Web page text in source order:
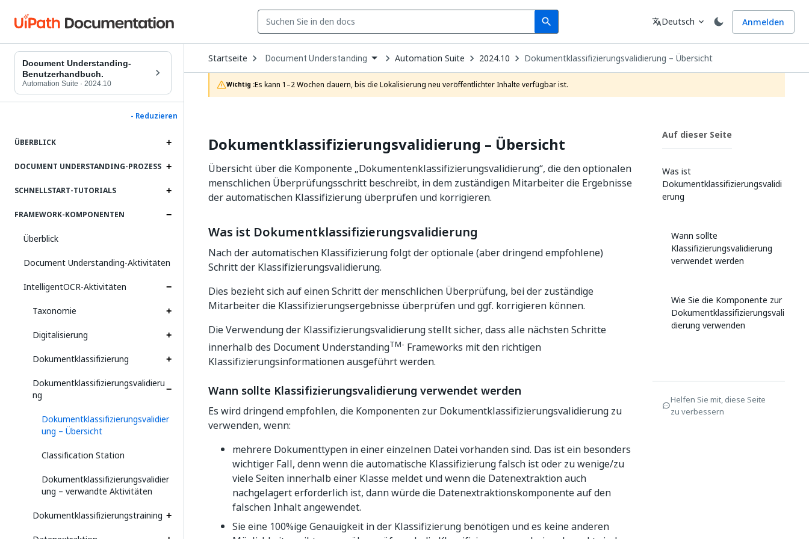
search
Search Sprache
translateDeutsch expand_more Anmelden
Document Understanding-
Benutzerhandbuch.
Automation Suite · 2024.10
- Reduzieren
ÜBERBLICK
DOCUMENT UNDERSTANDING-PROZESS
SCHNELLSTART-TUTORIALS
FRAMEWORK-KOMPONENTEN
Überblick
Document Understanding-Aktivitäten
IntelligentOCR-Aktivitäten
Taxonomie
Digitalisierung
Dokumentklassifizierung
Dokumentklassifizierungsvalidieru
ng
Dokumentklassifizierungsvalidier
ung – Übersicht
Classification Station
Dokumentklassifizierungsvalidier
ung – verwandte Aktivitäten
Dokumentklassifizierungstraining
Startseite Open
Dropdown
to
choose
product
Document Understanding Automation Suite 2024.10 Dokumentklassifizierungsvalidierung – Übersicht
Wichtig :Es kann 1–2 Wochen dauern, bis die Lokalisierung neu veröffentlichter Inhalte verfügbar ist.
Dokumentklassifizierungsvalidierung – Übersicht
Übersicht über die Komponente „Dokumentenklassifizierungsvalidierung“, die den optionalen
menschlichen Überprüfungsschritt beschreibt, in dem zuständigen Mitarbeiter die Ergebnisse
der automatischen Klassifizierung überprüfen und korrigieren.
Was ist Dokumentklassifizierungsvalidierung
Nach der automatischen Klassifizierung folgt der optionale (aber dringend empfohlene)
Schritt der Klassifizierungsvalidierung.
Dies bezieht sich auf einen Schritt der menschlichen Überprüfung, bei der zuständige
Mitarbeiter die Klassifizierungsergebnisse überprüfen und ggf. korrigieren können.
Die Verwendung der Klassifizierungsvalidierung stellt sicher, dass alle nächsten Schritte
innerhalb des Document UnderstandingTM- Frameworks mit den richtigen
Klassifizierungsinformationen ausgeführt werden.
Wann sollte Klassifizierungsvalidierung verwendet werden
Es wird dringend empfohlen, die Komponenten zur Dokumentklassifizierungsvalidierung zu
verwenden, wenn:
mehrere Dokumenttypen in einer einzelnen Datei vorhanden sind. Das ist ein besonders
wichtiger Fall, denn wenn die automatische Klassifizierung falsch ist oder zu wenige/zu
viele Seiten innerhalb einer Klasse meldet und wenn die Datenextraktion auch
nachgelagert erforderlich ist, dann würde die Datenextraktionskomponente auf den
falschen Inhalt angewendet.
Sie eine 100%ige Genauigkeit in der Klassifizierung benötigen und es keine anderen
Auf dieser Seite
Was ist
Dokumentklassifizierungsvalidi
erung
Wann sollte
Klassifizierungsvalidierung
verwendet werden
Wie Sie die Komponente zur
Dokumentklassifizierungsvali
dierung verwenden
Helfen Sie mit, diese Seite
zu verbessern